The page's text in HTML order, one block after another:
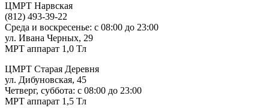
ЦМРТ Нарвская
(812) 493-39-22
Среда и воскресенье: с 08:00 до 23:00
ул. Ивана Черных, 29
МРТ аппарат 1,0 Тл
ЦМРТ Старая Деревня
ул. Дибуновская, 45
Четверг, суббота: с 08:00 до 23:00
МРТ аппарат 1,5 Тл